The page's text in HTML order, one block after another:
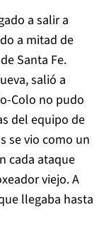
a salir a
a mitad de
Santa Fe.
salió a
Colo no pudo
del equipo de
se vio como un
cada ataque
viejo. A
llegaba hasta